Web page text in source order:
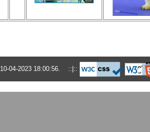
04-2023 18:00:56. ::|::